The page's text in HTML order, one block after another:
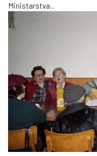
Ministarstva...